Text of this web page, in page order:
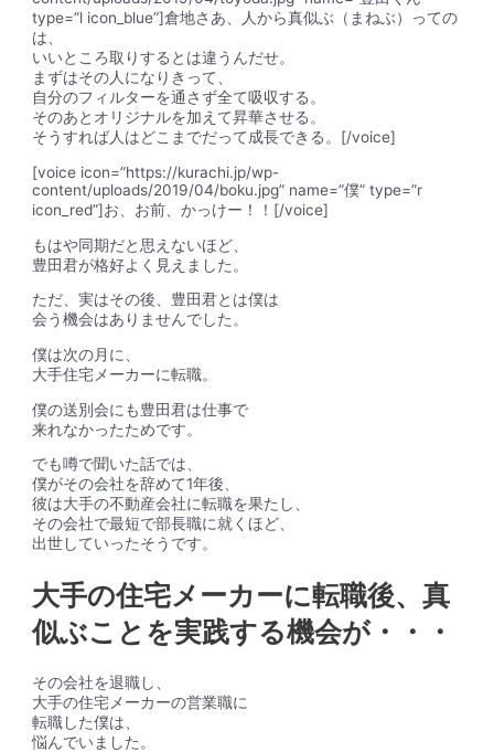
type=”l icon_blue”]倉地さあ、
人から真似ぶ（まねぶ）っての
は、
いいところ取りするとは違うんだせ。
まずはその人になりきって、
自分のフィルターを通さず全て吸収する。
そのあとオリジナルを加えて昇華させる。
そうすれば人はどこまでだって成長できる。 [/voice]
[voice icon=”https://kurachi.jp/wp-
content/uploads/2019/04/boku.jpg” name=”僕” type=”r
icon_red”]お、お前、かっけー！！[/voice]
もはや同期だと思えないほど、
豊田君が格好よく見えました。
ただ、実はその後、豊田君とは僕は
会う機会はありませんでした。
僕は次の月に、
大手住宅メーカーに転職。
僕の送別会にも豊田君は仕事で
来れなかったためです。
でも噂で聞いた話では、
僕がその会社を辞めて1年後、
彼は大手の不動産会社に転職を果たし、
その会社で最短で部長職に就くほど、
出世していったそうです。
大手の住宅メーカーに転職後、真
似ぶことを実践する機会が・・・
その会社を退職し、
大手の住宅メーカーの営業職に
転職した僕は、
悩んでいました。